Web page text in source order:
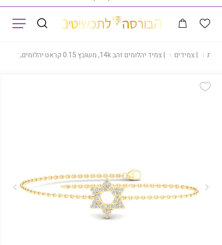
חנות |צמידים |צמיד יהלומים זהב 14k, משובץ 0.15 קראט יהלומים, דגם BDBF10821